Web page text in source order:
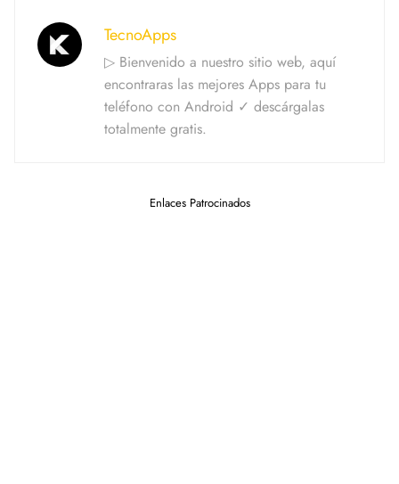
TecnoApps
▷ Bienvenido a nuestro sitio web, aquí
encontraras las mejores Apps para tu
teléfono con Android ✓ descárgalas
totalmente gratis.
Enlaces Patrocinados